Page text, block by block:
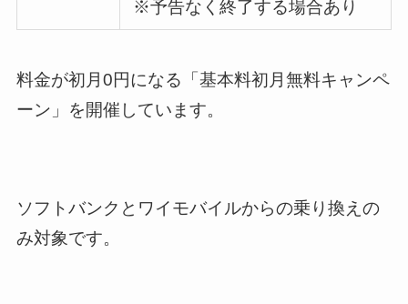
※予告なく終了する場合あり
料金が初月0円になる「基本料初月無料キャンペ
ーン」を開催しています。
ソフトバンクとワイモバイルからの乗り換えの
み対象です。